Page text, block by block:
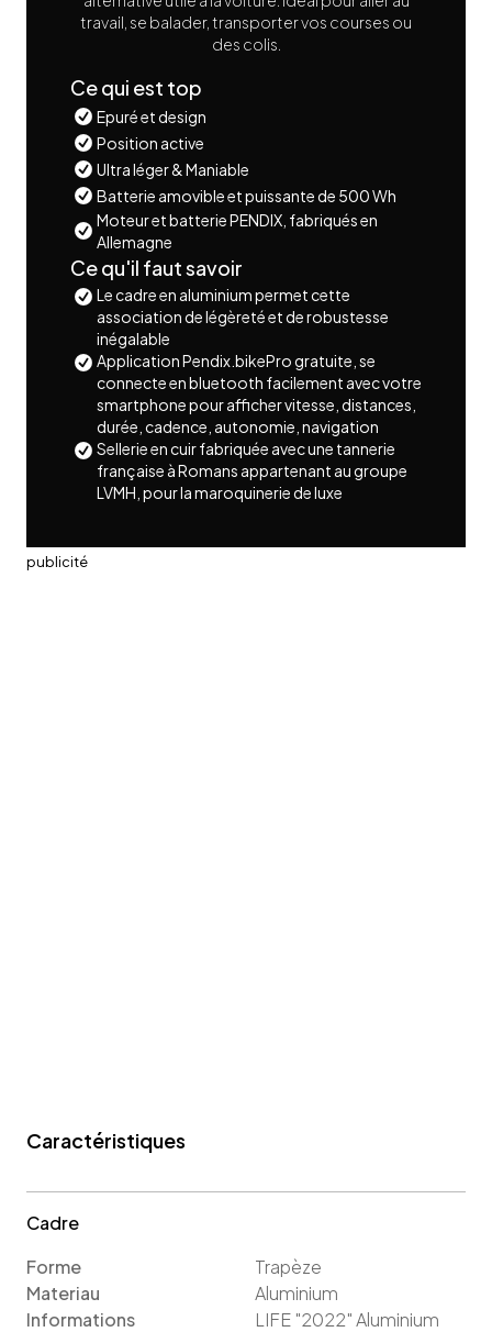
travail, se balader, transporter vos courses ou
des colis.
Ce qui est top
Epuré et design
Position active
Ultra léger & Maniable
Batterie amovible et puissante de 500 Wh
Moteur et batterie PENDIX, fabriqués en
Allemagne
Ce qu'il faut savoir
Le cadre en aluminium permet cette
association de légèreté et de robustesse
inégalable
Application Pendix.bikePro gratuite, se
connecte en bluetooth facilement avec votre
smartphone pour afficher vitesse, distances,
durée, cadence, autonomie, navigation
Sellerie en cuir fabriquée avec une tannerie
française à Romans appartenant au groupe
LVMH, pour la maroquinerie de luxe
publicité
Caractéristiques
Cadre
Forme
Trapèze
Materiau
Aluminium
Informations
LIFE "2022" Aluminium